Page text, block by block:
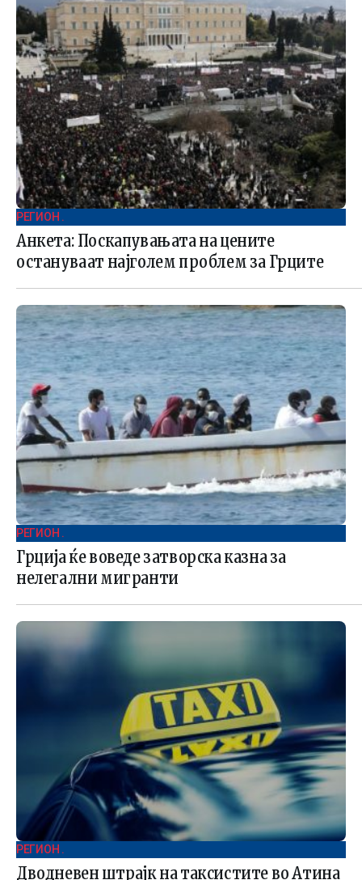
РЕГИОН .
Анкета: Поскапувањата на цените
остануваат најголем проблем за Грците
РЕГИОН .
Грција ќе воведе затворска казна за
нелегални мигранти
РЕГИОН .
Дводневен штрајк на таксистите во Атина